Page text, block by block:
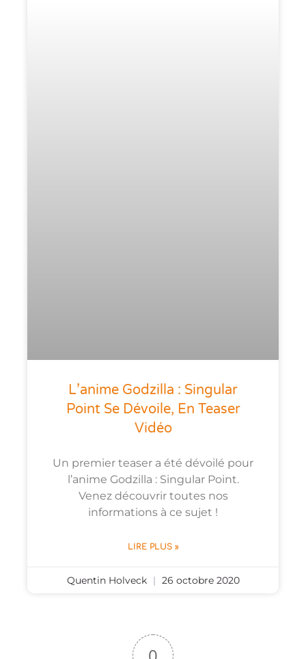
L’anime Godzilla : Singular
Point Se Dévoile, En Teaser
Vidéo
Un premier teaser a été dévoilé pour
l’anime Godzilla : Singular Point.
Venez découvrir toutes nos
informations à ce sujet !
LIRE PLUS »
Quentin Holveck 26 octobre 2020